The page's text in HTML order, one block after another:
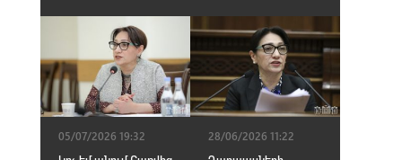
05/07/2026 19:32
28/06/2026 11:22